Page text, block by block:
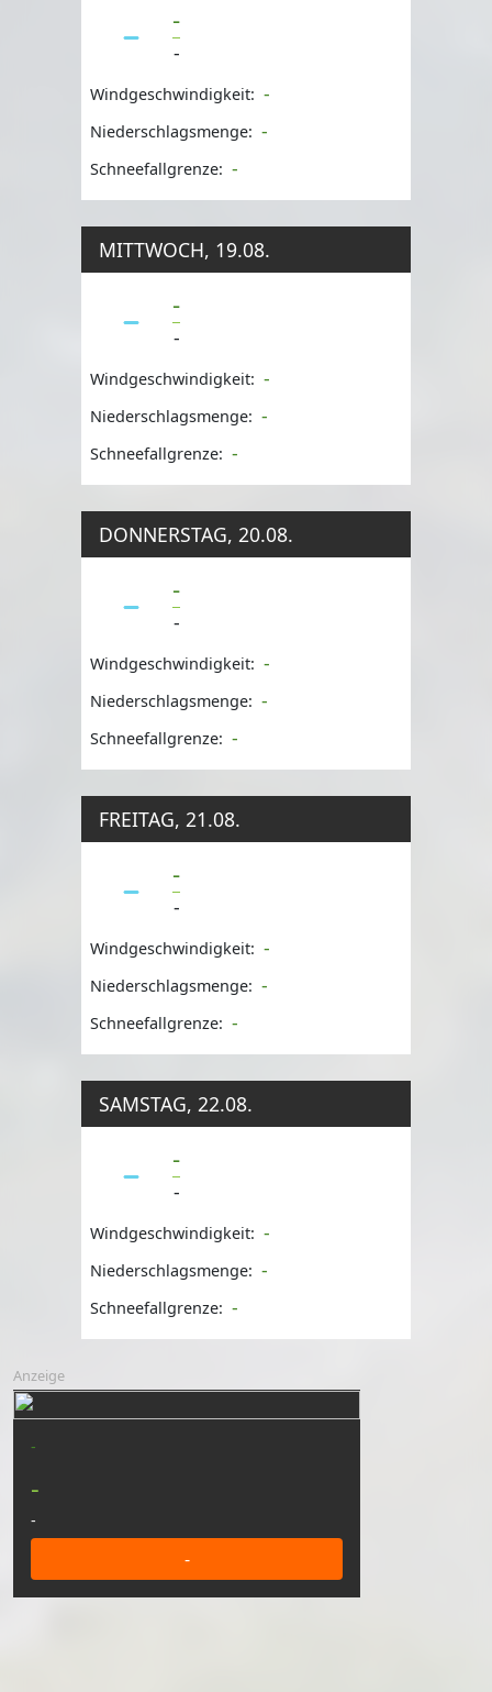
-
-
Windgeschwindigkeit: -
Niederschlagsmenge: -
Schneefallgrenze: -
MITTWOCH, 19.08.
-
-
Windgeschwindigkeit: -
Niederschlagsmenge: -
Schneefallgrenze: -
DONNERSTAG, 20.08.
-
-
Windgeschwindigkeit: -
Niederschlagsmenge: -
Schneefallgrenze: -
FREITAG, 21.08.
-
-
Windgeschwindigkeit: -
Niederschlagsmenge: -
Schneefallgrenze: -
SAMSTAG, 22.08.
-
-
Windgeschwindigkeit: -
Niederschlagsmenge: -
Schneefallgrenze: -
Anzeige
-
-
-
-